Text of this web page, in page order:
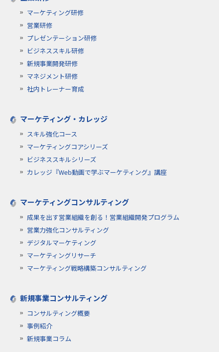
マーケティング研修
営業研修
プレゼンテーション研修
ビジネススキル研修
新規事業開発研修
マネジメント研修
社内トレーナー育成
マーケティング・カレッジ
スキル強化コース
マーケティングコアシリーズ
ビジネススキルシリーズ
カレッジ『Web動画で学ぶマーケティング』講座
マーケティングコンサルティング
成果を出す営業組織を創る！営業組織開発プログラム
営業力強化コンサルティング
デジタルマーケティング
マーケティングリサーチ
マーケティング戦略構築コンサルティング
新規事業コンサルティング
コンサルティング概要
事例紹介
新規事業コラム